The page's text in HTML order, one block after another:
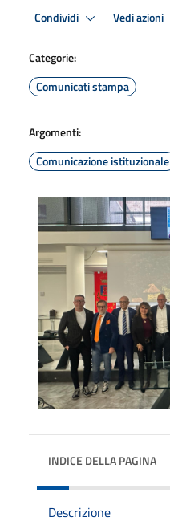
Condividi Vedi azioni
Categorie:
Comunicati stampa
Argomenti:
Comunicazione istituzionale
INDICE DELLA PAGINA
Descrizione